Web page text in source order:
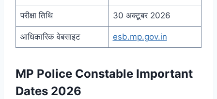
परीक्षा तिथि 30 अक्टूबर 2026
आधिकारिक वेबसाइट esb.mp.gov.in
MP Police Constable Important
Dates 2026